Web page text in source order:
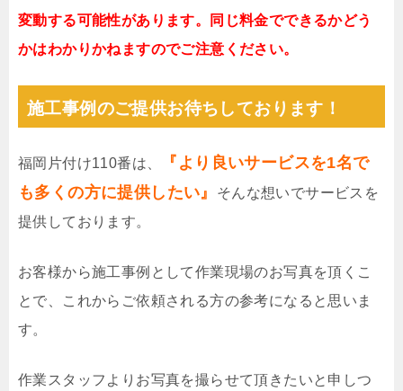
変動する可能性があります。同じ料金でできるかどう
かはわかりかねますのでご注意ください。
施工事例のご提供お待ちしております！
福岡片付け110番は、
『より良いサービスを1名で
も多くの方に提供したい』
そんな想いでサービスを
提供しております。
お客様から施工事例として作業現場のお写真を頂くこ
とで、これからご依頼される方の参考になると思いま
す。
作業スタッフよりお写真を撮らせて頂きたいと申しつ